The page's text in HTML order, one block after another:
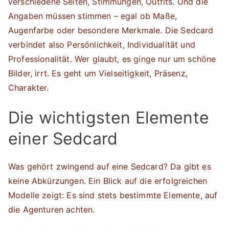
Angaben müssen stimmen – egal ob Maße,
Augenfarbe oder besondere Merkmale. Die Sedcard
verbindet also Persönlichkeit, Individualität und
Professionalität. Wer glaubt, es ginge nur um schöne
Bilder, irrt. Es geht um Vielseitigkeit, Präsenz,
Charakter.
Die wichtigsten Elemente
einer Sedcard
Was gehört zwingend auf eine Sedcard? Da gibt es
keine Abkürzungen. Ein Blick auf die erfolgreichen
Modelle zeigt: Es sind stets bestimmte Elemente, auf
die Agenturen achten.